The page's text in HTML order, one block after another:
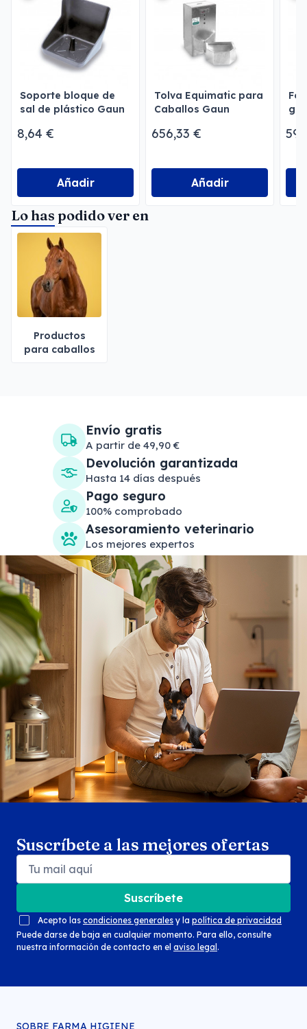
Soporte bloque de
sal de plástico Gaun
8,64 €
Añadir
Tolva Equimatic para
Caballos Gaun
656,33 €
Añadir
Lo has podido ver en
Productos
para caballos
Envío gratis
A partir de 49,90 €
Devolución garantizada
Hasta 14 días después
Pago seguro
100% comprobado
Asesoramiento veterinario
Los mejores expertos
Suscríbete a las mejores ofertas
Suscríbete
Acepto las condiciones generales y la política de privacidad
Puede darse de baja en cualquier momento. Para ello, consulte
nuestra información de contacto en el aviso legal .
Search products
SOBRE FARMA HIGIENE